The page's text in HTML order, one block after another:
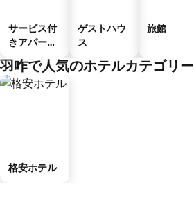
サービス付
きアパート
ゲストハウ
ス
旅館
羽咋で人気のホテルカテゴリー
格安ホテル